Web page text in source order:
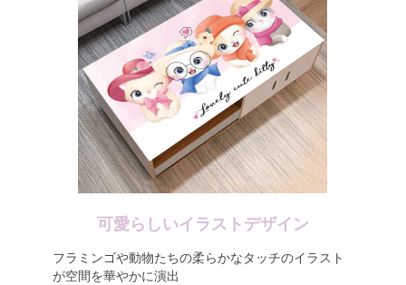
可愛らしいイラストデザイン
フラミンゴや動物たちの柔らかなタッチのイラスト
が空間を華やかに演出